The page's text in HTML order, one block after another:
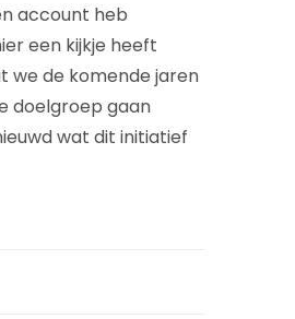
account heb
een kijkje heeft
we de komende jaren
doelgroep gaan
wat dit initiatief